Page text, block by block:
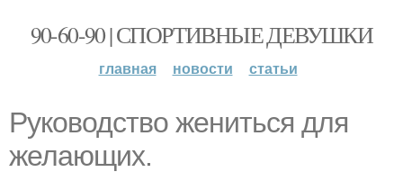
90-60-90 | СПОРТИВНЫЕ ДЕВУШКИ
главная новости статьи
Руководство жениться для
желающих.